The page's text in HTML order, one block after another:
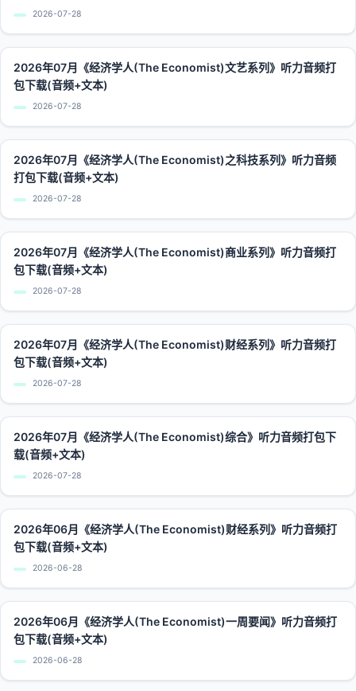
2026-07-28
2026年07月《经济学人(The Economist)文艺系列》听力音频打
包下载(音频+文本)
2026-07-28
2026年07月《经济学人(The Economist)之科技系列》听力音频
打包下载(音频+文本)
2026-07-28
2026年07月《经济学人(The Economist)商业系列》听力音频打
包下载(音频+文本)
2026-07-28
2026年07月《经济学人(The Economist)财经系列》听力音频打
包下载(音频+文本)
2026-07-28
2026年07月《经济学人(The Economist)综合》听力音频打包下
载(音频+文本)
2026-07-28
2026年06月《经济学人(The Economist)财经系列》听力音频打
包下载(音频+文本)
2026-06-28
2026年06月《经济学人(The Economist)一周要闻》听力音频打
包下载(音频+文本)
2026-06-28